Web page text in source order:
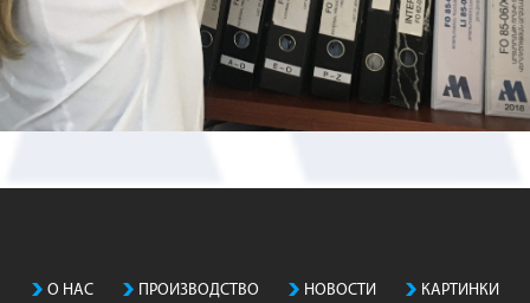
О НАС ПРОИЗВОДСТВO НОВОСТИ КАРТИНКИ